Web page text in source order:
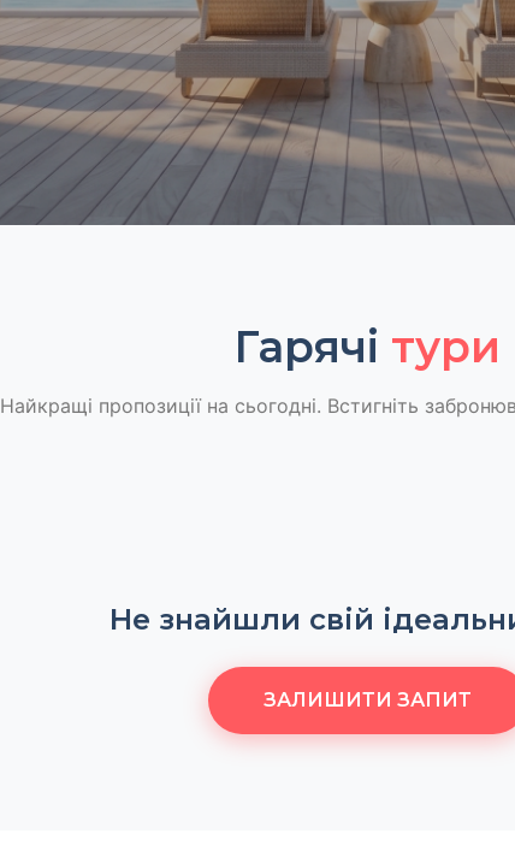
Гарячі тури
Найкращі пропозиції на сьогодні. Встигніть
Не знайшли свій
ЗАЛИШИТИ ЗАПИТ